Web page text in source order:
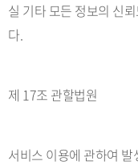
실 기타 모든 정보의 신
다.
제 17조 관할법원
서비스 이용에 관하여